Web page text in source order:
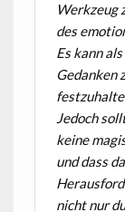
Werkzeug
des
Es kann
Gedanken
Jedoch
keine
und dass
nicht nur